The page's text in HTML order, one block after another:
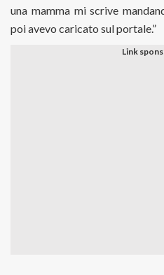
una mamma mi scrive
poi avevo caricato sul portale.”